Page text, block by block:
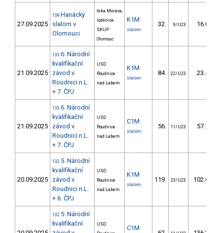
27.09.2025
138 Hanácký
slalom v
Olomouci
řeka Morava,
loděnice
SKUP
Olomouc
K1M
slalom
32. 9/U23 16.00
21.09.2025
133 6. Národní
kvalifikační
závod v
Roudnici n.L.
+ 7. ČPJ
USD
Roudnice
nad Labem
K1M
slalom
84. 22/U23 23.40
21.09.2025
133 6. Národní
kvalifikační
závod v
Roudnici n.L.
+ 7. ČPJ
USD
Roudnice
nad Labem
C1M
slalom
56. 11/U23 57.18
20.09.2025
132 5. Národní
kvalifikační
závod v
Roudnici n.L.
+ 6. ČPJ
USD
Roudnice
nad Labem
K1M
slalom
119. 23/U23 102.64
132 5. Národní
kvalifikační
USD
C1M